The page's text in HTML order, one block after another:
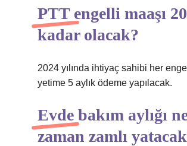
PTT engelli maaşı
kadar olacak?
2024 yılında ihtiyaç sahibi her
yetime 5 aylık ödeme yapılacak.
Evde bakım aylığı
zaman zamlı